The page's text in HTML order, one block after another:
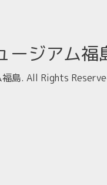
ージアム福
島. All Rights